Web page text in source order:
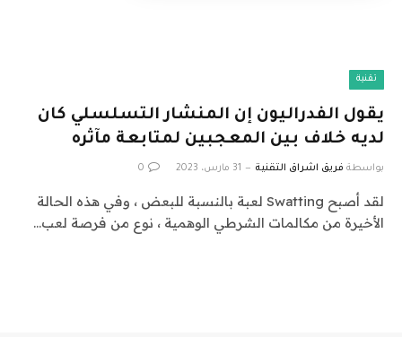
تقنية
يقول الفدراليون إن المنشار التسلسلي كان
لديه خلاف بين المعجبين لمتابعة مآثره
بواسطة فريق اشراق التقنية 31 مارس، 2023 0
لقد أصبح Swatting لعبة بالنسبة للبعض ، وفي هذه الحالة
الأخيرة من مكالمات الشرطي الوهمية ، نوع من فرصة لعب…